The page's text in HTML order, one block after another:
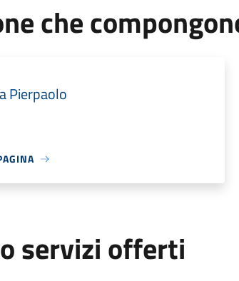
che
Pierpaolo
servizi offerti